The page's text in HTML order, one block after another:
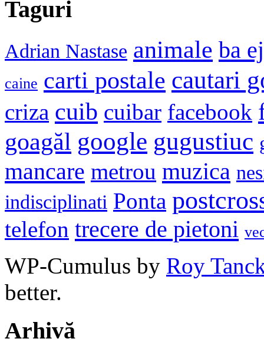
Taguri
Adrian Nastase animale ba
caine carti postale cautari
criza cuib cuibar facebook
goagăl google gugustiuc
mancare metrou muzica
indisciplinati Ponta
telefon trecere de pietoni
WP-Cumulus by Roy
better.
Arhivă